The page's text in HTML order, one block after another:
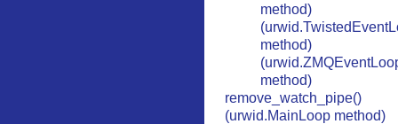
method)
method)
method)
remove_watch_pipe()
(urwid.MainLoop method)